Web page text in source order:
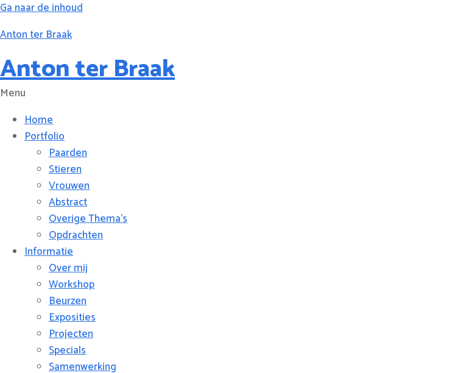
Ga naar de inhoud
Anton ter Braak
Anton ter Braak
Menu
Home
Portfolio
Paarden
Stieren
Vrouwen
Abstract
Overige Thema’s
Opdrachten
Informatie
Over mij
Workshop
Beurzen
Exposities
Projecten
Specials
Samenwerking